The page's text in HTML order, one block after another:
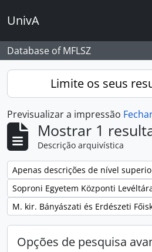
UnivA
Database of MFLSZ
Limite os seus
Previsualizar a impressão
Mostrar 1
Descrição arquivística
Remover filtro:
Apenas descrições de nível
Remover filtro:
Soproni Egyetem Központi
Remover filtro:
M. kir. Bányászati és Erdészeti
Opções de pesquisa